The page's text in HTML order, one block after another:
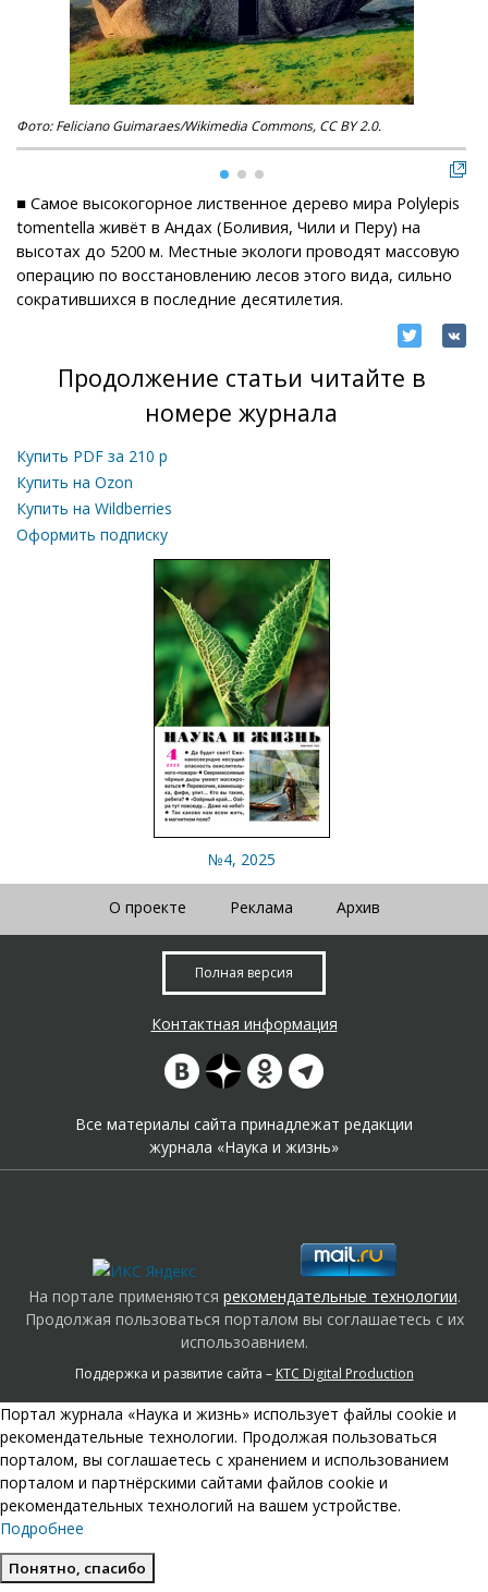
Фото: Feliciano Guimaraes/Wikimedia Commons, CC BY 2.0.
■ Самое высокогорное лиственное дерево мира Polylepis
tomentella живёт в Андах (Боливия, Чили и Перу) на
высотах до 5200 м. Местные экологи проводят массовую
операцию по восстановлению лесов этого вида, сильно
сократившихся в последние десятилетия.
Продолжение статьи читайте в
номере журнала
Купить PDF за 210 р
Купить на Ozon
Купить на Wildberries
Оформить подписку
№4, 2025
О проекте Реклама Архив
Полная версия
Контактная информация
Все материалы сайта принадлежат редакции
журнала «Наука и жизнь»
На портале применяются рекомендательные технологии.
Продолжая пользоваться порталом вы соглашаетесь с их
использоавнием.
Поддержка и развитие сайта – KTC Digital Production
Портал журнала «Наука и жизнь» использует файлы cookie и
рекомендательные технологии. Продолжая пользоваться
порталом, вы соглашаетесь с хранением и использованием
порталом и партнёрскими сайтами файлов cookie и
рекомендательных технологий на вашем устройстве.
Подробнее
Понятно, спасибо